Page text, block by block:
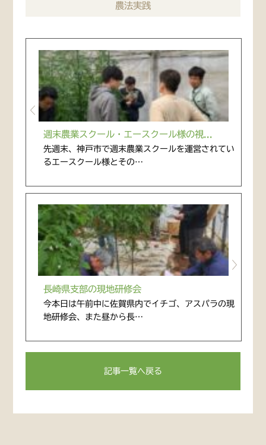
農法実践
週末農業スクール・エースクール様の視...
先週末、神戸市で週末農業スクールを運営されてい
るエースクール様とその…
長崎県支部の現地研修会
今本日は午前中に佐賀県内でイチゴ、アスパラの現
地研修会、また昼から長…
記事一覧へ戻る